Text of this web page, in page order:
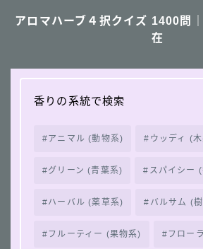
アロマハーブ４択クイズ 1400問
在
香りの系統で検索
アニマル (動物系) ウッディ (
グリーン (青葉系) スパイシー
ハーバル (薬草系) バルサム (
フルーティー (果物系) フロー